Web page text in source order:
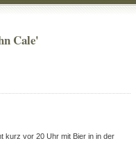
Cale'
kurz vor 20 Uhr mit Bier in in der